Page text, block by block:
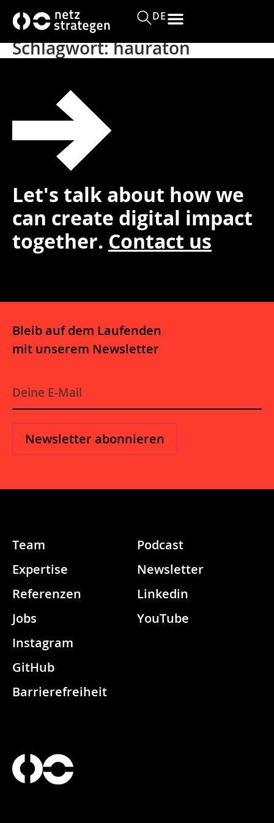
springen
DE
Schlagwort:hauraton
Let's talk about how we
can create digital impact
together. Contact us
Bleib auf dem Laufenden
mit unserem Newsletter
E-
Mail
*
Team
Expertise
Referenzen
Jobs
Podcast
Newsletter
Linkedin
YouTube
Instagram
GitHub
Barrierefreiheit